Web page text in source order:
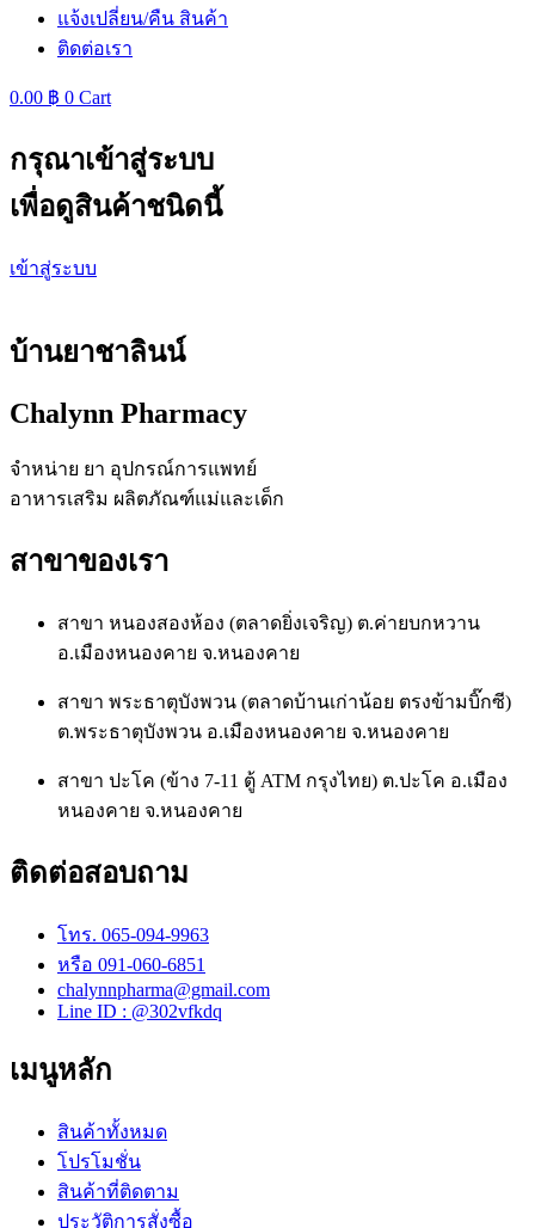
แจ้งเปลี่ยน/คืน สินค้า
ติดต่อเรา
0.00 ฿ 0 Cart
กรุณาเข้าสู่ระบบ
เพื่อดูสินค้าชนิดนี้
เข้าสู่ระบบ
บ้านยาชาลินน์
Chalynn Pharmacy
จำหน่าย ยา อุปกรณ์การแพทย์
อาหารเสริม ผลิตภัณฑ์แม่และเด็ก
สาขาของเรา
สาขา หนองสองห้อง (ตลาดยิ่งเจริญ) ต.ค่ายบกหวาน
อ.เมืองหนองคาย จ.หนองคาย
สาขา พระธาตุบังพวน (ตลาดบ้านเก่าน้อย ตรงข้ามบิ๊กซี)
ต.พระธาตุบังพวน อ.เมืองหนองคาย จ.หนองคาย
สาขา ปะโค (ข้าง 7-11 ตู้ ATM กรุงไทย) ต.ปะโค อ.เมือง
หนองคาย จ.หนองคาย
ติดต่อสอบถาม
โทร. 065-094-9963
หรือ 091-060-6851
chalynnpharma@gmail.com
Line ID : @302vfkdq
เมนูหลัก
สินค้าทั้งหมด
โปรโมชั่น
สินค้าที่ติดตาม
ประวัติการสั่งซื้อ